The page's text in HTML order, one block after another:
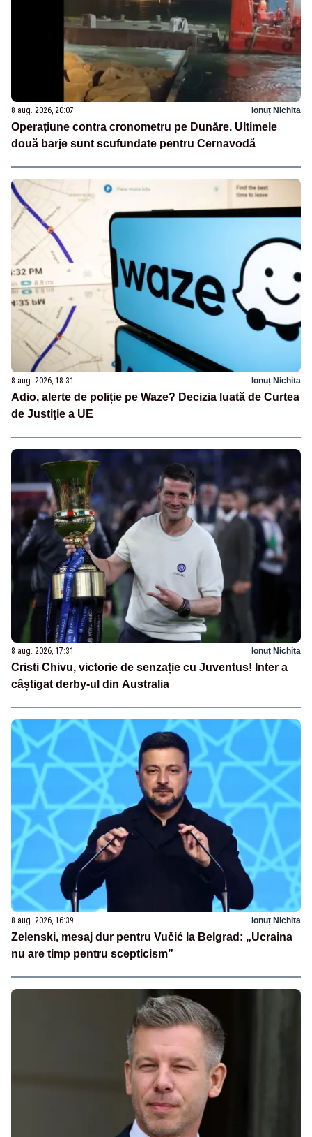
8 aug. 2026, 20:07 Ionuț Nichita
Operațiune contra cronometru pe Dunăre. Ultimele
două barje sunt scufundate pentru Cernavodă
8 aug. 2026, 18:31 Ionuț Nichita
Adio, alerte de poliție pe Waze? Decizia luată de Curtea
de Justiție a UE
8 aug. 2026, 17:31 Ionuț Nichita
Cristi Chivu, victorie de senzație cu Juventus! Inter a
câștigat derby-ul din Australia
8 aug. 2026, 16:39 Ionuț Nichita
Zelenski, mesaj dur pentru Vučić la Belgrad: „Ucraina
nu are timp pentru scepticism”